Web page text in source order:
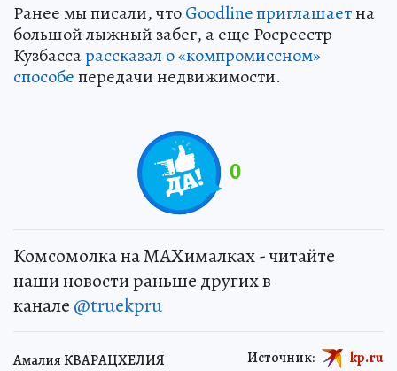
Ранее мы писали, чтоGoodline приглашаетна
большой лыжный забег, а еще Росреестр
Кузбассарассказал о «компромиссном»
способепередачи недвижимости.
0
Комсомолка на MAXималках - читайте
наши новости раньше других в
канале @truekpru
Амалия КВАРАЦХЕЛИЯ Источник: kp.ru